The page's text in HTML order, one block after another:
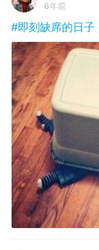
6年前
#即刻缺席的日子